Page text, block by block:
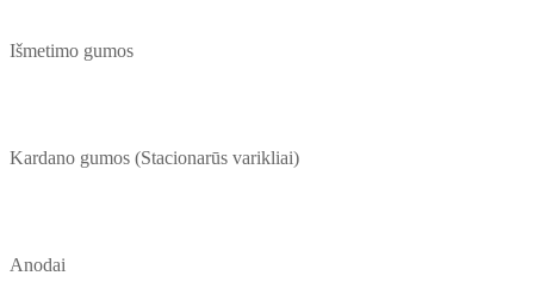
Išmetimo gumos
Kardano gumos (Stacionarūs varikliai)
Anodai